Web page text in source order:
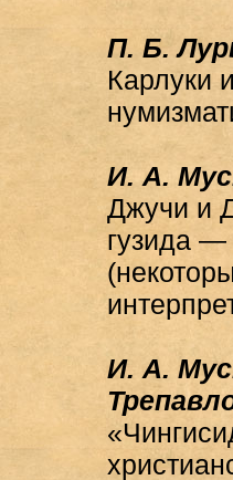
П. Б.
Карлуки
И. А.
Джучи и
гузида
И. А.